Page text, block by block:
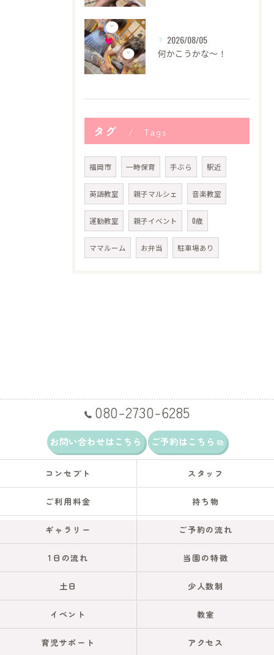
2026/08/05
何かこうかな〜！
タグ Tags
福岡市 一時保育 手ぶら 駅近
英語教室 親子マルシェ 音楽教室
運動教室 親子イベント 0歳
ママルーム お弁当 駐車場あり
080-2730-6285
お問い合わせはこちら ご予約はこちら
コンセプト スタッフ
ご利用料金 持ち物
ギャラリー ご予約の流れ
1日の流れ 当園の特徴
土日 少人数制
イベント 教室
育児サポート アクセス